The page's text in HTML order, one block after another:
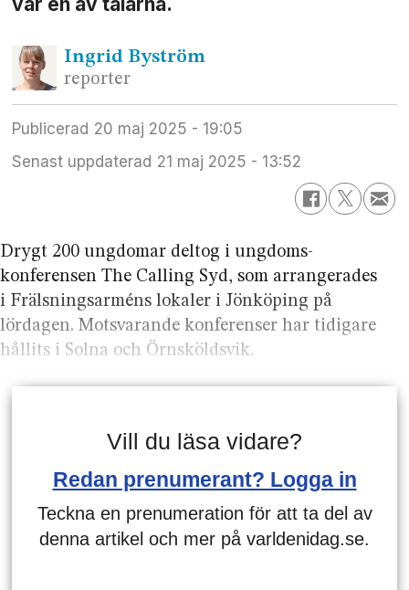
Ingrid Byström
reporter
Publicerad
20 maj 2025 - 19:05
Senast uppdaterad
21 maj 2025 - 13:52
Drygt 200 ungdomar deltog i ungdoms­
konferensen The Calling Syd, som arrangerades
i Frälsningsarméns lokaler i Jönköping på
lördagen. Motsvarande konferenser har tidigare
hållits i Solna och Örnsköldsvik.
Vill du läsa vidare?
Redan prenumerant? Logga in
Teckna en prenumeration för att ta del av
denna artikel och mer på varldenidag.se.